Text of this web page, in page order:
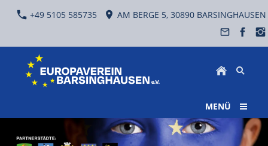
+49 5105 585735 AM BERGE 5, 30890 BARSINGHAUSEN
MENÜ